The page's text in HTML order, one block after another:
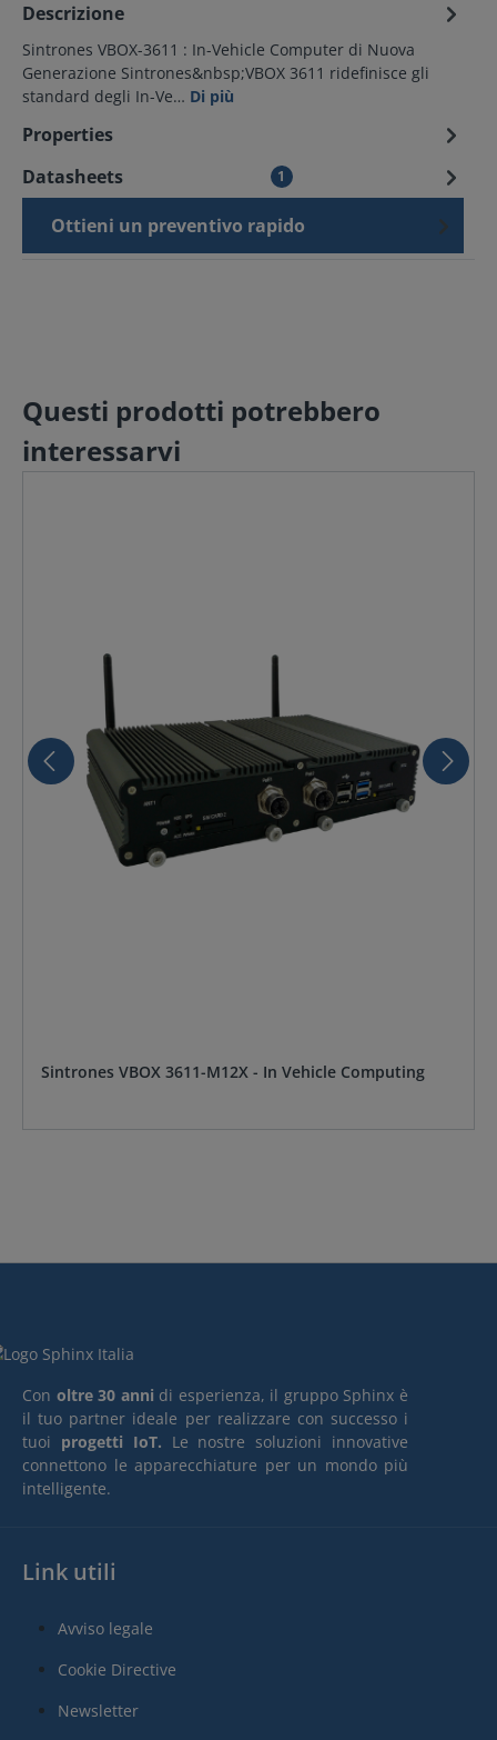
Descrizione
Sintrones VBOX-3611 : In-Vehicle Computer di Nuova
Generazione Sintrones&nbsp;VBOX 3611 ridefinisce gli
standard degli In-Ve… Di più
Properties
Datasheets
1
Ottieni un preventivo rapido
Questi prodotti potrebbero
interessarvi
Sintrones VBOX 3611-M12X - In Vehicle Computing
Con oltre 30 anni di esperienza, il gruppo Sphinx è
il tuo partner ideale per realizzare con successo i
tuoi progetti IoT. Le nostre soluzioni innovative
connettono le apparecchiature per un mondo più
intelligente.
Link utili
Avviso legale
Cookie Directive
Newsletter